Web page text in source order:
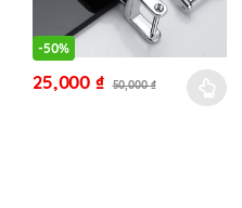
thể
được
chọn
-50%
25,000₫ 50,000₫
Sản